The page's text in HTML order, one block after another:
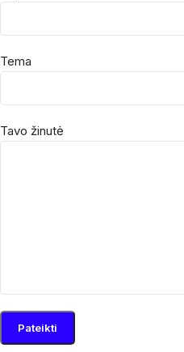
Tema
Tavo žinutė